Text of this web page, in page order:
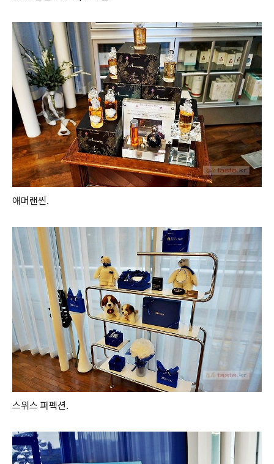
애머랜씬.
스위스 퍼펙션.